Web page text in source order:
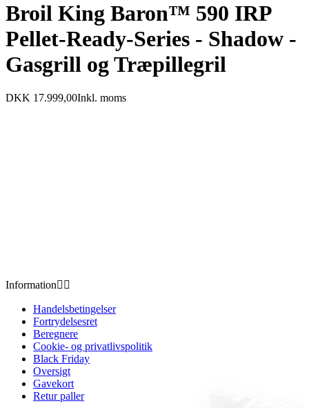
Broil King Baron™ 590 IRP
Pellet-Ready-Series - Shadow -
Gasgrill og Træpillegril
DKK 17.999,00Inkl. moms
Information 
Handelsbetingelser
Fortrydelsesret
Beregnere
Cookie- og privatlivspolitik
Black Friday
Oversigt
Gavekort
Retur paller